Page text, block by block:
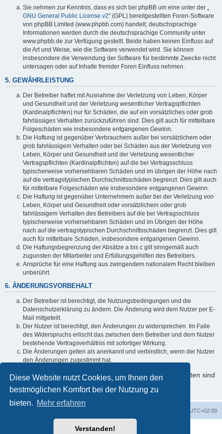
Diese Website nutzt Cookies, um Ihnen den
bestmöglichen Komfort bei der Nutzung zu
bieten. Mehr erfahren
Verstanden!
Sie nehmen zur Kenntnis, dass es sich bei phpBB um eine unter der „
GNU General Public License v2“ (GPL) bereitgestellten Foren-Software
von phpBB Limited (www.phpbb.com) handelt; deutschsprachige
Informationen werden durch die deutschsprachige Community unter
www.phpbb.de zur Verfügung gestellt. Beide haben keinen Einfluss auf
die Art und Weise, wie die Software verwendet wird. Sie können
insbesondere die Verwendung der Software für bestimmte Zwecke nicht
untersagen oder auf Inhalte fremder Foren Einfluss nehmen.
5. GEWÄHRLEISTUNG
Der Betreiber haftet mit Ausnahme der Verletzung von Leben, Körper
und Gesundheit und der Verletzung wesentlicher Vertragspflichten
(Kardinalpflichten) nur für Schäden, die auf ein vorsätzliches oder grob
fahrlässiges Verhalten zurückzuführen sind. Dies gilt auch für mittelbare
Folgeschäden wie insbesondere entgangenen Gewinn.
Die Haftung ist gegenüber Verbrauchern außer bei vorsätzlichem oder
grob fahrlässigem Verhalten oder bei Schäden aus der Verletzung von
Leben, Körper und Gesundheit und der Verletzung wesentlicher
Vertragspflichten (Kardinalpflichten) auf die bei Vertragsschluss
typischerweise vorhersehbaren Schäden und im übrigen der Höhe nach
auf die vertragstypischen Durchschnittsschäden begrenzt. Dies gilt auch
für mittelbare Folgeschäden wie insbesondere entgangenen Gewinn.
Die Haftung ist gegenüber Unternehmern außer bei der Verletzung von
Leben, Körper und Gesundheit oder vorsätzlichem oder grob
fahrlässigem Verhalten des Betreibers auf die bei Vertragsschluss
typischerweise vorhersehbaren Schäden und im Übrigen der Höhe
nach auf die vertragstypischen Durchschnittsschäden begrenzt. Dies gilt
auch für mittelbare Schäden, insbesondere entgangenen Gewinn.
Die Haftungsbegrenzung der Absätze a bis c gilt sinngemäß auch
zugunsten der Mitarbeiter und Erfüllungsgehilfen des Betreibers.
Ansprüche für eine Haftung aus zwingendem nationalem Recht bleiben
unberührt.
6. ÄNDERUNGSVORBEHALT
Der Betreiber ist berechtigt, die Nutzungsbedingungen und die
Datenschutzerklärung zu ändern. Die Änderung wird dem Nutzer per E-
Mail mitgeteilt.
Der Nutzer ist berechtigt, den Änderungen zu widersprechen. Im Falle
des Widerspruchs erlischt das zwischen dem Betreiber und dem Nutzer
bestehende Vertragsverhältnis mit sofortiger Wirkung.
Die Änderungen gelten als anerkannt und verbindlich, wenn der Nutzer
den Änderungen zugestimmt hat.
Informationen über den Umgang mit Ihren persönlichen Daten sind
in der Datenschutzerklärung enthalten.
UTC+02:00
Powered byphpBB® Forum Software © phpBB Limited